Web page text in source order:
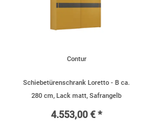
Contur
Schiebetürenschrank Loretto - B ca.
280 cm, Lack matt, Safrangelb
4.553,00 € *